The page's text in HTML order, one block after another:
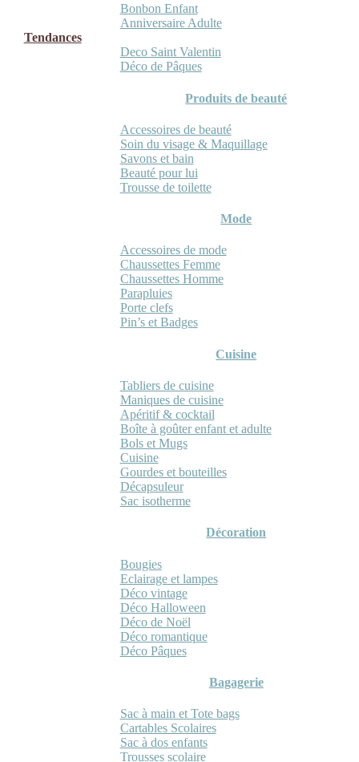
Bonbon Enfant
Anniversaire Adulte
Tendances
Deco Saint Valentin
Déco de Pâques
Produits de beauté
Accessoires de beauté
Soin du visage & Maquillage
Savons et bain
Beauté pour lui
Trousse de toilette
Mode
Accessoires de mode
Chaussettes Femme
Chaussettes Homme
Parapluies
Porte clefs
Pin’s et Badges
Cuisine
Tabliers de cuisine
Maniques de cuisine
Apéritif & cocktail
Boîte à goûter enfant et adulte
Bols et Mugs
Cuisine
Gourdes et bouteilles
Décapsuleur
Sac isotherme
Décoration
Bougies
Eclairage et lampes
Déco vintage
Déco Halloween
Déco de Noël
Déco romantique
Déco Pâques
Bagagerie
Sac à main et Tote bags
Cartables Scolaires
Sac à dos enfants
Trousses scolaire